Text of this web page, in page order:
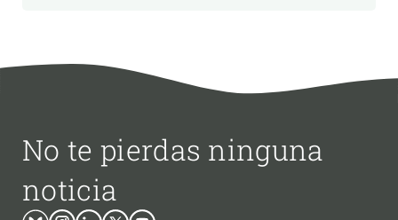
No te pierdas ninguna
noticia
BlueskyInstagram
LinkedinTwitterYoutube